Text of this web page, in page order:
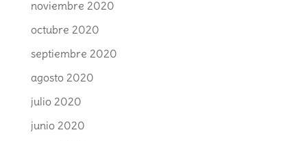
noviembre 2020
octubre 2020
septiembre 2020
agosto 2020
julio 2020
junio 2020